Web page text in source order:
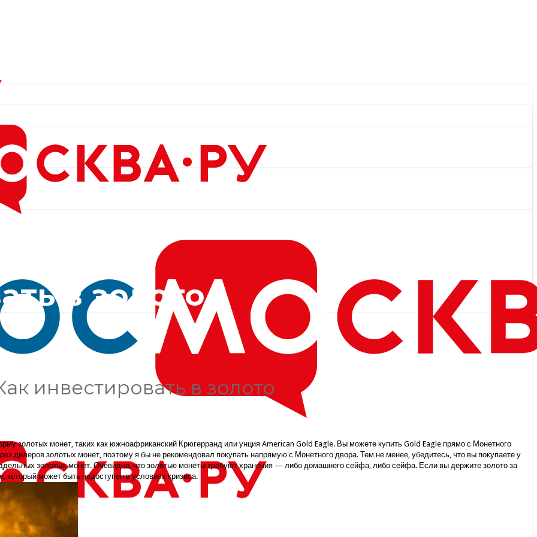
в золото
инвестировать в золото
золотых монет, таких как южноафриканский Крюгерранд или унция American Gold Eagle. Вы можете купить Gold Eagle прямо с Монетного
дилеров золотых монет, поэтому я бы не рекомендовал покупать напрямую с Монетного двора. Тем не менее, убедитесь, что вы покупаете у
золотых монет. Очевидно, что золотые монеты требуют хранения — либо домашнего сейфа, либо сейфа. Если вы держите золото за
который может быть недоступен в условиях кризиса.